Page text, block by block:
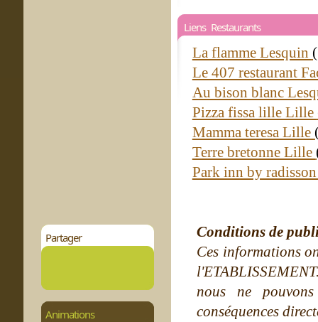
Partager
Animations
Liens Restaurants
La flamme Lesquin
Le 407 restaurant
Au bison blanc
Pizza fissa lille Lille
Mamma teresa Lille
Terre bretonne Lille
Park inn by
Conditions de
Ces informations
nous ne
conséquences